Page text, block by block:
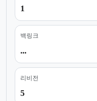
1
백링크
...
리비전
5